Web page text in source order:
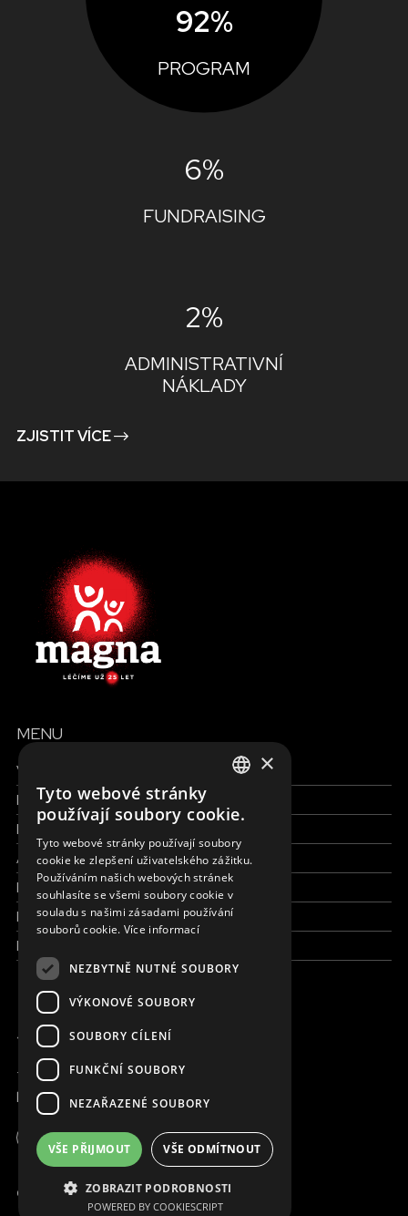
Česká republika
Pracujte s námi
Kontaktujte nás
92%
PROGRAM
6%
FUNDRAISING
2%
ADMINISTRATIVNÍ
NÁKLADY
ZJISTIT VÍCE
MENU
Všechny formy pomoci
Finance a reporty
Pracujte s námi
Aktuálně
Kdo jsme
Kde pracujeme
Kontaktujte nás
JSME ONLINE
+420 736 416 505
kancelar@magna.org
© Copyright MAGNA 2001 - 2026
CZECH
×
Tyto webové stránky
používají soubory cookie.
Tyto webové stránky používají soubory
cookie ke zlepšení uživatelského zážitku.
Používáním našich webových stránek
souhlasíte se všemi soubory cookie v
souladu s našimi zásadami používání
souborů cookie. Více informací
NEZBYTNĚ NUTNÉ SOUBORY
VÝKONOVÉ SOUBORY
SOUBORY CÍLENÍ
FUNKČNÍ SOUBORY
NEZAŘAZENÉ SOUBORY
VŠE PŘIJMOUT VŠE ODMÍTNOUT
ZOBRAZIT PODROBNOSTI
POWERED BY COOKIESCRIPT